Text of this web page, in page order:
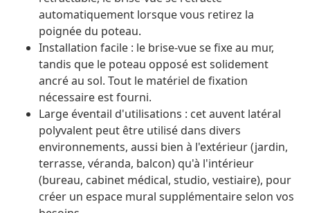
automatiquement lorsque vous retirez la
poignée du poteau.
Installation facile : le brise-vue se fixe au mur,
tandis que le poteau opposé est solidement
ancré au sol. Tout le matériel de fixation
nécessaire est fourni.
Large éventail d'utilisations : cet auvent latéral
polyvalent peut être utilisé dans divers
environnements, aussi bien à l'extérieur (jardin,
terrasse, véranda, balcon) qu'à l'intérieur
(bureau, cabinet médical, studio, vestiaire), pour
créer un espace mural supplémentaire selon vos